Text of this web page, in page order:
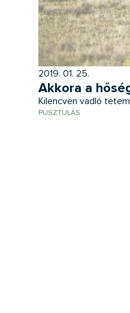
2019. 01. 25.
Akkora a
Kilencven vadló
PUSZTULÁS